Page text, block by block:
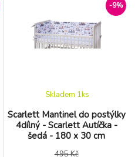
-9%
Scarlett Mantinel do postýlky
4dílný - Scarlett Autíčka -
šedá - 180 x 30 cm
Skladem 1ks
495 Kč